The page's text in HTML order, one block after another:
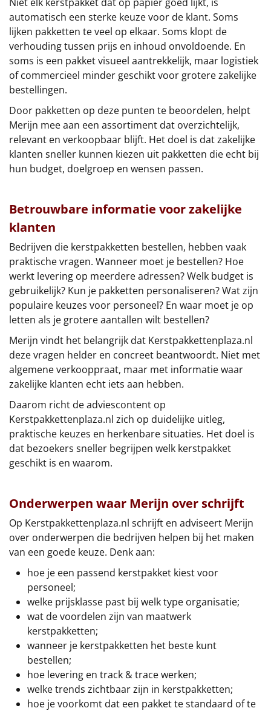
automatisch een sterke keuze voor de klant. Soms
lijken pakketten te veel op elkaar. Soms klopt de
verhouding tussen prijs en inhoud onvoldoende. En
soms is een pakket visueel aantrekkelijk, maar logistiek
of commercieel minder geschikt voor grotere zakelijke
bestellingen.
Door pakketten op deze punten te beoordelen, helpt
Merijn mee aan een assortiment dat overzichtelijk,
relevant en verkoopbaar blijft. Het doel is dat zakelijke
klanten sneller kunnen kiezen uit pakketten die echt bij
hun budget, doelgroep en wensen passen.
Betrouwbare informatie voor zakelijke
klanten
Bedrijven die kerstpakketten bestellen, hebben vaak
praktische vragen. Wanneer moet je bestellen? Hoe
werkt levering op meerdere adressen? Welk budget is
gebruikelijk? Kun je pakketten personaliseren? Wat zijn
populaire keuzes voor personeel? En waar moet je op
letten als je grotere aantallen wilt bestellen?
Merijn vindt het belangrijk dat Kerstpakkettenplaza.nl
deze vragen helder en concreet beantwoordt. Niet met
algemene verkooppraat, maar met informatie waar
zakelijke klanten echt iets aan hebben.
Daarom richt de adviescontent op
Kerstpakkettenplaza.nl zich op duidelijke uitleg,
praktische keuzes en herkenbare situaties. Het doel is
dat bezoekers sneller begrijpen welk kerstpakket
geschikt is en waarom.
Onderwerpen waar Merijn over schrijft
Op Kerstpakkettenplaza.nl schrijft en adviseert Merijn
over onderwerpen die bedrijven helpen bij het maken
van een goede keuze. Denk aan:
hoe je een passend kerstpakket kiest voor
personeel;
welke prijsklasse past bij welk type organisatie;
wat de voordelen zijn van maatwerk
kerstpakketten;
wanneer je kerstpakketten het beste kunt
bestellen;
hoe levering en track & trace werken;
welke trends zichtbaar zijn in kerstpakketten;
hoe je voorkomt dat een pakket te standaard of te